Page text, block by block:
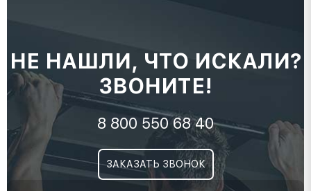
НЕ НАШЛИ, ЧТО ИСКАЛИ?
ЗВОНИТЕ!
8 800 550 68 40
ЗАКАЗАТЬ ЗВОНОК